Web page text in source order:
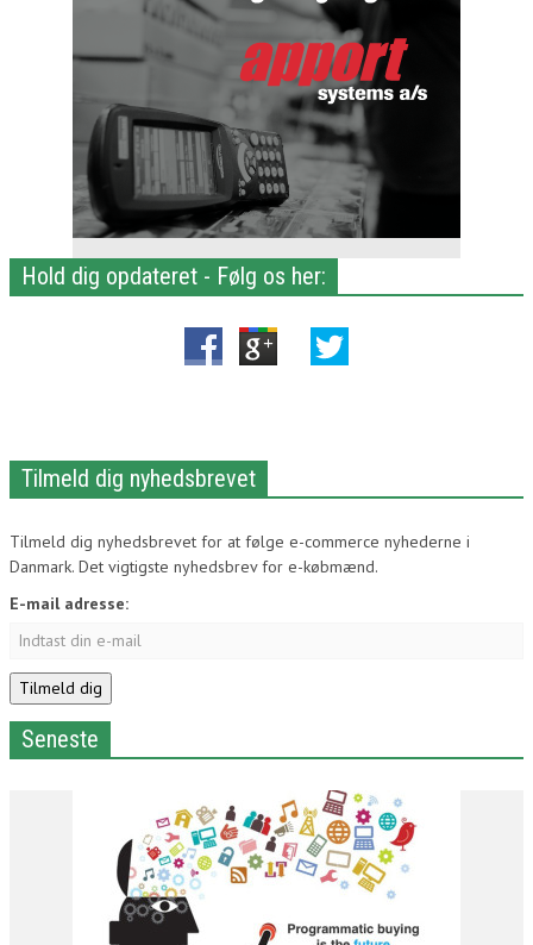
Hold dig opdateret - Følg os her:
Tilmeld dig nyhedsbrevet
Tilmeld dig nyhedsbrevet for at følge e-commerce nyhederne i
Danmark. Det vigtigste nyhedsbrev for e-købmænd.
E-mail adresse:
Seneste